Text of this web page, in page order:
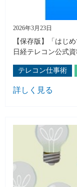
2026年3月23日
【保存版】「はじ
日経テレコン公式
テレコン仕事術
詳しく見る